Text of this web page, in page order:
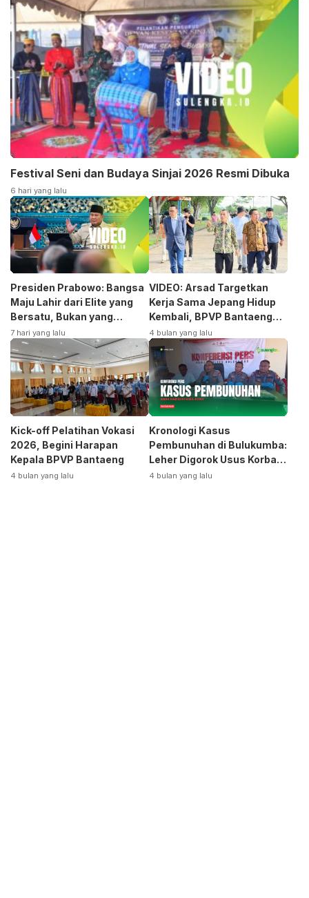
Festival Seni dan Budaya Sinjai 2026 Resmi Dibuka
6 hari yang lalu
Presiden Prabowo: Bangsa
Maju Lahir dari Elite yang
Bersatu, Bukan yang
Terpecah
7 hari yang lalu
VIDEO: Arsad Targetkan
Kerja Sama Jepang Hidup
Kembali, BPVP Bantaeng
Siap Bangkitkan Jurusan
Otomotif
4 bulan yang lalu
Kick-off Pelatihan Vokasi
2026, Begini Harapan
Kepala BPVP Bantaeng
4 bulan yang lalu
Kronologi Kasus
Pembunuhan di Bulukumba:
Leher Digorok Usus Korban
Dikeluarkan
4 bulan yang lalu